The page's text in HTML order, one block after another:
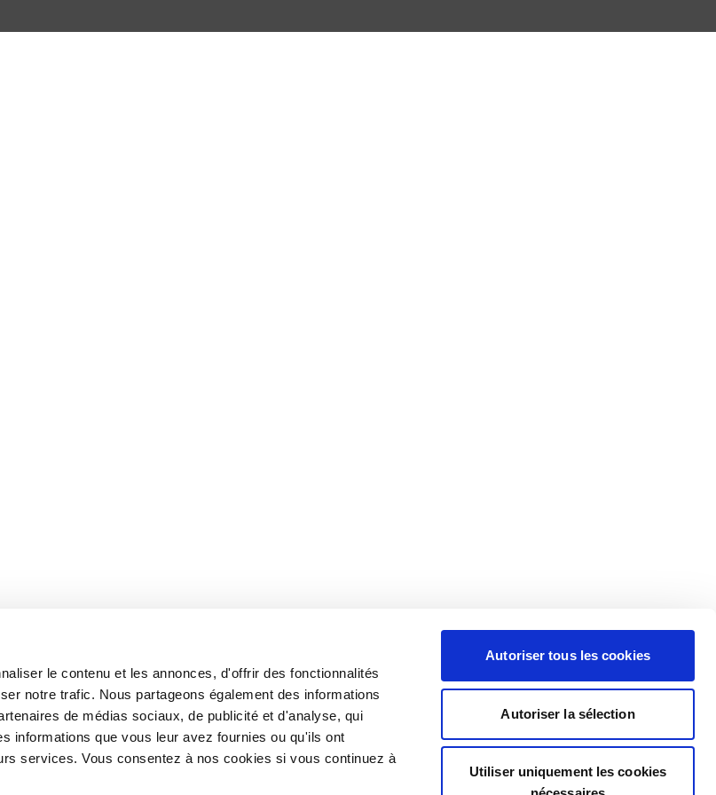
le contenu et les annonces, d'offrir des fonctionnalités
notre trafic. Nous partageons également des informations
de médias sociaux, de publicité et d'analyse, qui
informations que vous leur avez fournies ou qu'ils ont
services. Vous consentez à nos cookies si vous continuez à
Autoriser tous les cookies
Autoriser la sélection
Utiliser uniquement les cookies